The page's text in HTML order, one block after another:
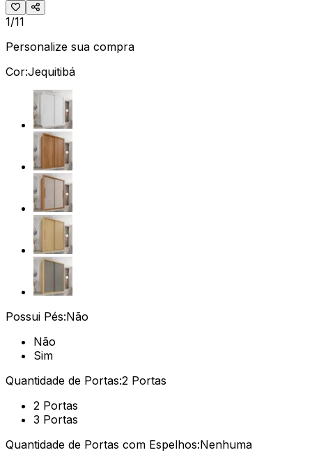
1/11
Personalize sua compra
Cor:Jequitibá
Possui Pés:Não
Não
Sim
Quantidade de Portas:2 Portas
2 Portas
3 Portas
Quantidade de Portas com Espelhos:Nenhuma